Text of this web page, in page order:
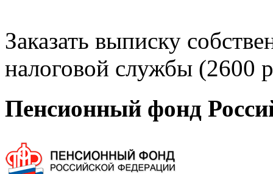
Заказать выписку
налоговой службы (2600
Пенсионный фонд